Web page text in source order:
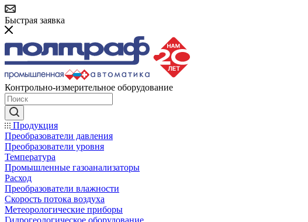
Быстрая заявка
Контрольно-измерительное оборудование
Продукция
Преобразователи давления
Преобразователи уровня
Температура
Промышленные газоанализаторы
Расход
Преобразователи влажности
Скорость потока воздуха
Метеорологические приборы
Гидрогеологическое оборудование